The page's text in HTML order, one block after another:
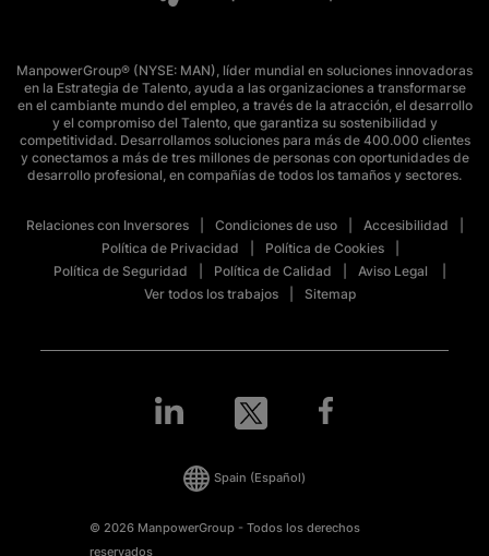
ManpowerGroup® (NYSE: MAN), líder mundial en soluciones innovadoras
en la Estrategia de Talento, ayuda a las organizaciones a transformarse
en el cambiante mundo del empleo, a través de la atracción, el desarrollo
y el compromiso del Talento, que garantiza su sostenibilidad y
competitividad. Desarrollamos soluciones para más de 400.000 clientes
y conectamos a más de tres millones de personas con oportunidades de
desarrollo profesional, en compañías de todos los tamaños y sectores.
Relaciones con Inversores Condiciones de uso
Accesibilidad
Política de Privacidad
Política de Cookies
Política de Seguridad
Política de Calidad
Aviso Legal
Ver todos los trabajos
Sitemap
© 2026 ManpowerGroup - Todos los derechos
reservados
Spain (Español)